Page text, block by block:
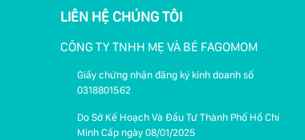
LIÊN HỆ CHÚNG TÔI
CÔNG TY TNHH MẸ VÀ BÉ FAGOMOM
Giấy chứng nhận đăng ký kinh doanh số
0318801562
Do Sở Kế Hoạch Và Đầu Tư Thành Phố Hồ Chí
Minh Cấp ngày 08/01/2025